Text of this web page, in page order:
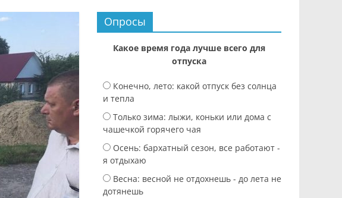
Опросы
Какое время года лучше всего для
отпуска
Конечно, лето: какой отпуск без солнца
и тепла
Только зима: лыжи, коньки или дома с
чашечкой горячего чая
Осень: бархатный сезон, все работают -
я отдыхаю
Весна: весной не отдохнешь - до лета не
дотянешь